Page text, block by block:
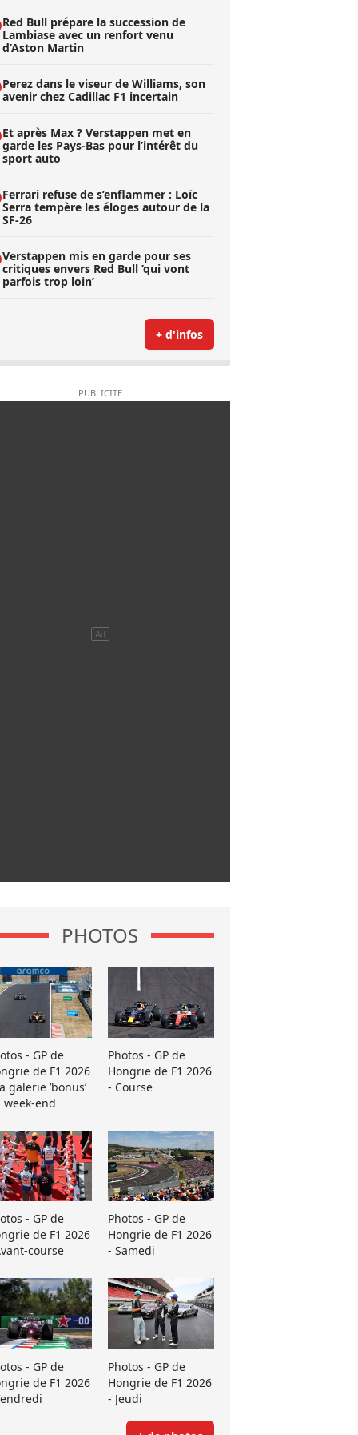
Red Bull prépare la succession de
Lambiase avec un renfort venu
d’Aston Martin
Perez dans le viseur de Williams, son
avenir chez Cadillac F1 incertain
Et après Max ? Verstappen met en
garde les Pays-Bas pour l’intérêt du
sport auto
Ferrari refuse de s’enflammer : Loïc
Serra tempère les éloges autour de la
SF-26
Verstappen mis en garde pour ses
critiques envers Red Bull ’qui vont
parfois trop loin’
+ d'infos
PHOTOS
- GP de
de F1 2026
galerie ’bonus’
week-end
Photos - GP de
Hongrie de F1 2026
- Course
- GP de
de F1 2026
course
Photos - GP de
Hongrie de F1 2026
- Samedi
- GP de
de F1 2026
Photos - GP de
Hongrie de F1 2026
- Jeudi